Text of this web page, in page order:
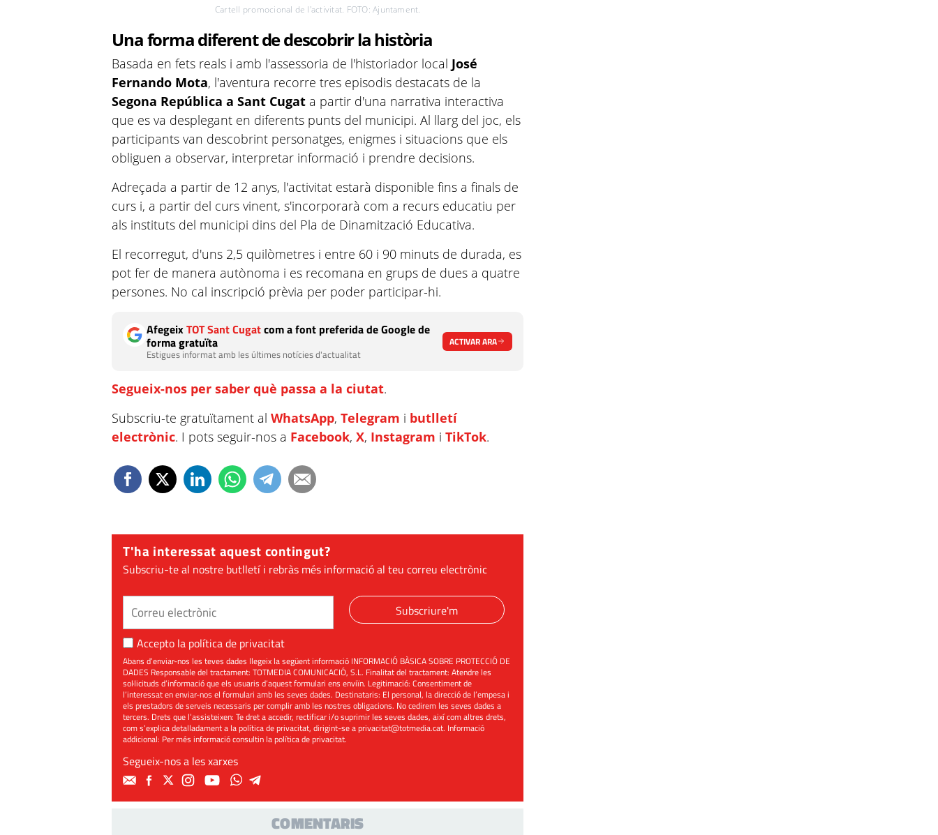
Cartell promocional de l'activitat. FOTO: Ajuntament.
Una forma diferent de descobrir la història
Basada en fets reals i amb l'assessoria de l'historiador local José
Fernando Mota, l'aventura recorre tres episodis destacats de la
Segona República a Sant Cugat a partir d'una narrativa interactiva
que es va desplegant en diferents punts del municipi. Al llarg del joc, els
participants van descobrint personatges, enigmes i situacions que els
obliguen a observar, interpretar informació i prendre decisions.
Adreçada a partir de 12 anys, l'activitat estarà disponible fins a finals de
curs i, a partir del curs vinent, s'incorporarà com a recurs educatiu per
als instituts del municipi dins del Pla de Dinamització Educativa.
El recorregut, d'uns 2,5 quilòmetres i entre 60 i 90 minuts de durada, es
pot fer de manera autònoma i es recomana en grups de dues a quatre
persones. No cal inscripció prèvia per poder participar-hi.
AfegeixTOT Sant Cugatcom a font preferida de Google de
forma gratuïta
Estigues informat amb les últimes notícies d'actualitat
ACTIVAR ARA
Segueix-nos per saber què passa a la ciutat.
Subscriu-te gratuïtament alWhatsApp,Telegram i butlletí
electrònic. I pots seguir-nos a Facebook,X, Instagram iTikTok.
T'ha interessat aquest contingut?
Subscriu-te al nostre butlletí i rebràs més informació al teu correu electrònic
Subscriure'm
Accepto la política de privacitat
Abans d’enviar-nos les teves dades llegeix la següent informació INFORMACIÓ BÀSICA SOBRE PROTECCIÓ DE
DADES Responsable del tractament: TOTMEDIA COMUNICACIÓ, S.L. Finalitat del tractament: Atendre les
sol·licituds d’informació que els usuaris d’aquest formulari ens enviïn. Legitimació: Consentiment de
l’interessat en enviar-nos el formulari amb les seves dades. Destinataris: El personal, la direcció de l’empesa i
els prestadors de serveis necessaris per complir amb les nostres obligacions. No cedirem les seves dades a
tercers. Drets que l’assisteixen: Te dret a accedir, rectificar i/o suprimir les seves dades, així com altres drets,
com s’explica detalladament a la política de privacitat, dirigint-se aprivacitat@totmedia.cat. Informació
addicional: Per més informació consultin lapolítica de privacitat.
Segueix-nos a les xarxes
COMENTARIS